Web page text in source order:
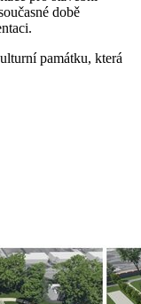
době
památku, která